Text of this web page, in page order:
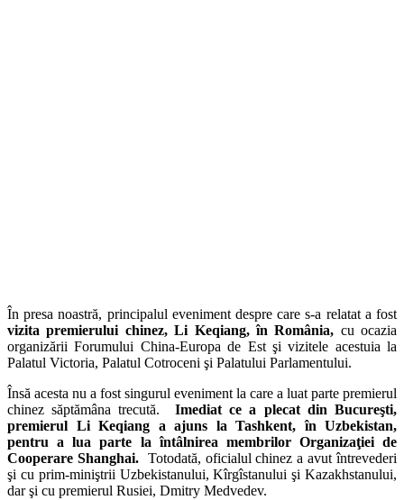
În presa noastră, principalul eveniment despre care s-a relatat a fost
vizita premierului chinez, Li Keqiang, în România, cu ocazia
organizării Forumului China-Europa de Est şi vizitele acestuia la
Palatul Victoria, Palatul Cotroceni şi Palatului Parlamentului.
Însă acesta nu a fost singurul eveniment la care a luat parte premierul
chinez săptămâna trecută. Imediat ce a plecat din Bucureşti,
premierul Li Keqiang a ajuns la Tashkent, în Uzbekistan,
pentru a lua parte la întâlnirea membrilor Organizaţiei de
Cooperare Shanghai.Totodată, oficialul chinez a avut întrevederi
şi cu prim-miniştrii Uzbekistanului, Kîrgîstanului şi Kazakhstanului,
dar şi cu premierul Rusiei, Dmitry Medvedev.